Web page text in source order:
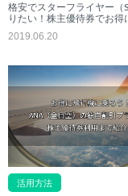
格安でスターフライヤー（
りたい！株主優待券でお得
2019.06.20
活用方法